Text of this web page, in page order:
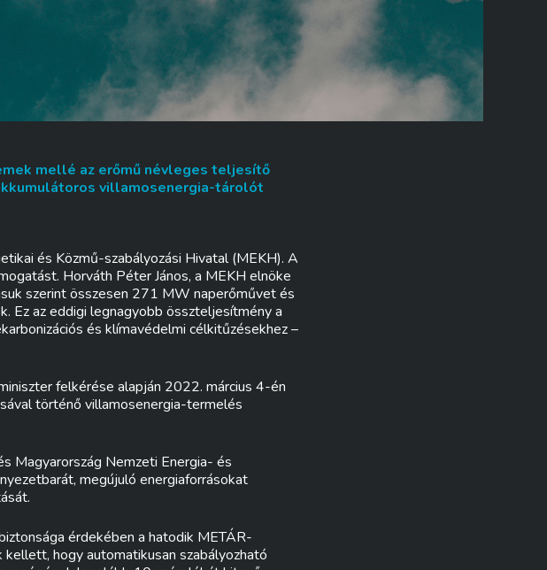
mellé az erőmű névleges teljesítő
villamosenergia-tárolót
és Közmű-szabályozási Hivatal (MEKH). A
Horváth Péter János, a MEKH elnöke
szerint összesen 271 MW naperőművet és
Ez az eddigi legnagyobb összteljesítmény a
és klímavédelmi célkitűzésekhez –
felkérése alapján 2022. március 4-én
történő villamosenergia-termelés
Magyarország Nemzeti Energia- és
megújuló energiaforrásokat
érdekében a hatodik METÁR-
hogy automatikusan szabályozható